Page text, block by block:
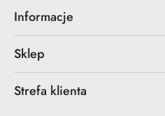
Informacje
Sklep
Strefa klienta